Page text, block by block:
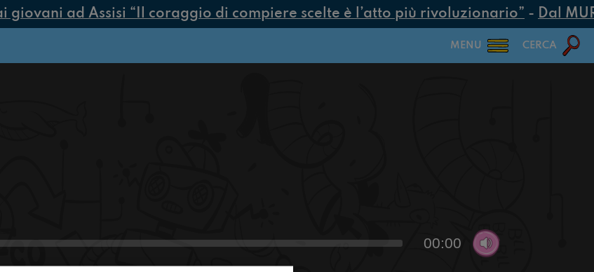
giovani ad Assisi “Il coraggio di compiere scelte è l’atto più rivoluzionario”-Dal
MENU CERCA
00:00